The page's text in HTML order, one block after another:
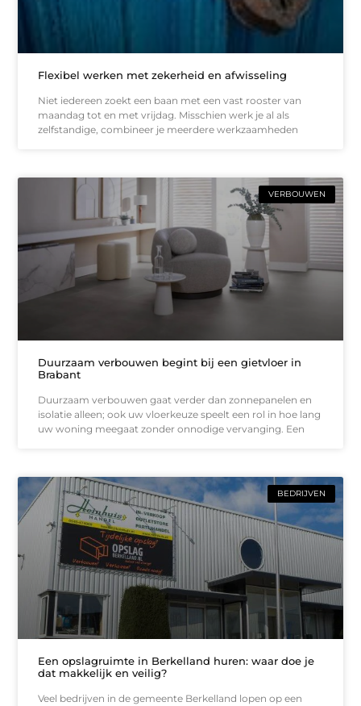
Flexibel werken met zekerheid en afwisseling
Niet iedereen zoekt een baan met een vast rooster van
maandag tot en met vrijdag. Misschien werk je al als
zelfstandige, combineer je meerdere werkzaamheden
VERBOUWEN
Duurzaam verbouwen begint bij een gietvloer in
Brabant
Duurzaam verbouwen gaat verder dan zonnepanelen en
isolatie alleen; ook uw vloerkeuze speelt een rol in hoe lang
uw woning meegaat zonder onnodige vervanging. Een
BEDRIJVEN
Een opslagruimte in Berkelland huren: waar doe je
dat makkelijk en veilig?
Veel bedrijven in de gemeente Berkelland lopen op een